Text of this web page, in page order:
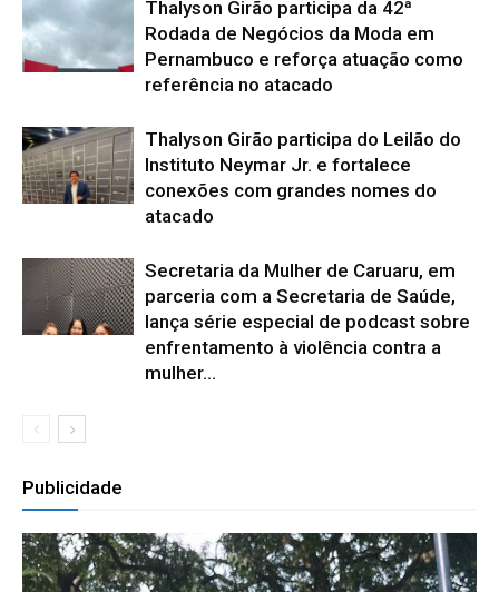
Thalyson Girão participa da 42ª
Rodada de Negócios da Moda em
Pernambuco e reforça atuação como
referência no atacado
Thalyson Girão participa do Leilão do
Instituto Neymar Jr. e fortalece
conexões com grandes nomes do
atacado
Secretaria da Mulher de Caruaru, em
parceria com a Secretaria de Saúde,
lança série especial de podcast sobre
enfrentamento à violência contra a
mulher...
Publicidade